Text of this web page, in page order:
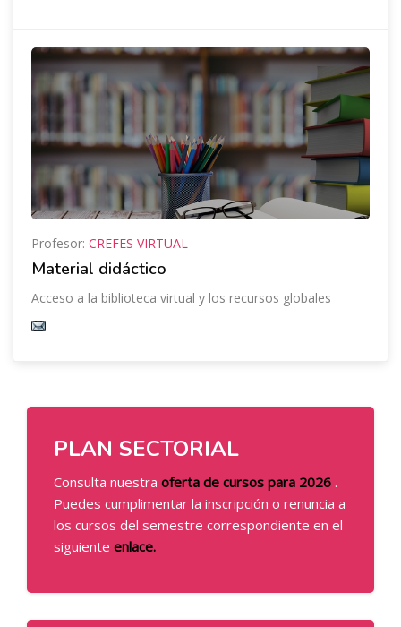
Profesor: CREFES VIRTUAL
Material didáctico
Acceso a la biblioteca virtual y los recursos globales
PLAN SECTORIAL
Consulta nuestra oferta de cursos para 2026 .
Puedes cumplimentar la inscripción o renuncia a
los cursos del semestre correspondiente en el
siguiente enlace.